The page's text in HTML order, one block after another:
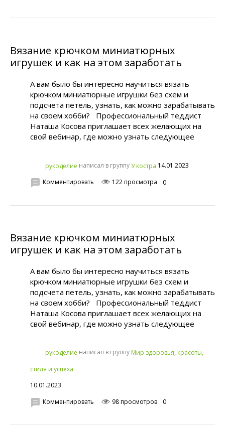
Вязание крючком миниатюрных
игрушек и как на этом заработать
А вам было бы интересно научиться вязать
крючком миниатюрные игрушки без схем и
подсчета петель, узнать, как можно зарабатывать
на своем хобби? Профессиональный теддист
Наташа Косова приглашает всех желающих на
свой вебинар, где можно узнать следующее
рукoделиe написал в группуУ костра 14.01.2023
Комментировать
122 просмотра 0
Вязание крючком миниатюрных
игрушек и как на этом заработать
А вам было бы интересно научиться вязать
крючком миниатюрные игрушки без схем и
подсчета петель, узнать, как можно зарабатывать
на своем хобби? Профессиональный теддист
Наташа Косова приглашает всех желающих на
свой вебинар, где можно узнать следующее
рукoделиe написал в группу Мир здоровья, красоты,
стиля и успеха
10.01.2023
Комментировать
98 просмотров 0